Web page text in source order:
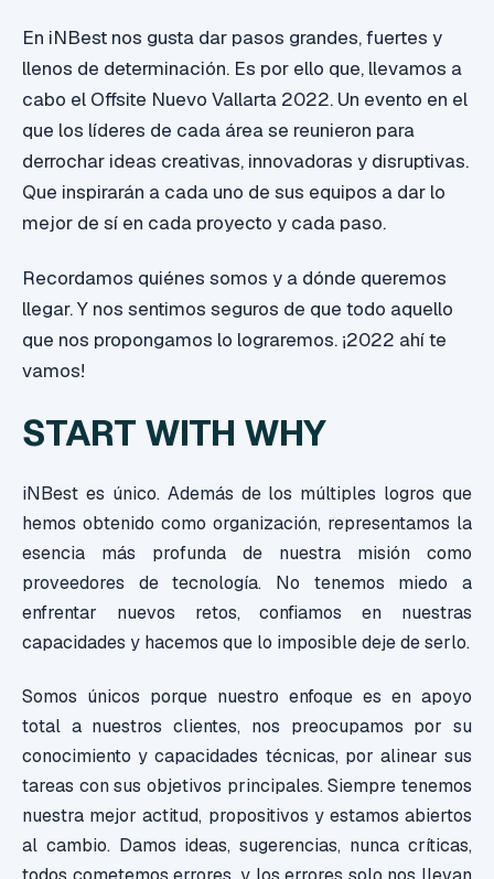
En iNBest nos gusta dar pasos grandes, fuertes y
llenos de determinación. Es por ello que, llevamos a
cabo el Offsite Nuevo Vallarta 2022. Un evento en el
que los líderes de cada área se reunieron para
derrochar ideas creativas, innovadoras y disruptivas.
Que inspirarán a cada uno de sus equipos a dar lo
mejor de sí en cada proyecto y cada paso.
Recordamos quiénes somos y a dónde queremos
llegar. Y nos sentimos seguros de que todo aquello
que nos propongamos lo lograremos. ¡2022 ahí te
vamos!
START WITH WHY
iNBest es único. Además de los múltiples logros que
hemos obtenido como organización, representamos la
esencia más profunda de nuestra misión como
proveedores de tecnología. No tenemos miedo a
enfrentar nuevos retos, confiamos en nuestras
capacidades y hacemos que lo imposible deje de serlo.
Somos únicos porque nuestro enfoque es en apoyo
total a nuestros clientes, nos preocupamos por su
conocimiento y capacidades técnicas, por alinear sus
tareas con sus objetivos principales. Siempre tenemos
nuestra mejor actitud, propositivos y estamos abiertos
al cambio. Damos ideas, sugerencias, nunca críticas,